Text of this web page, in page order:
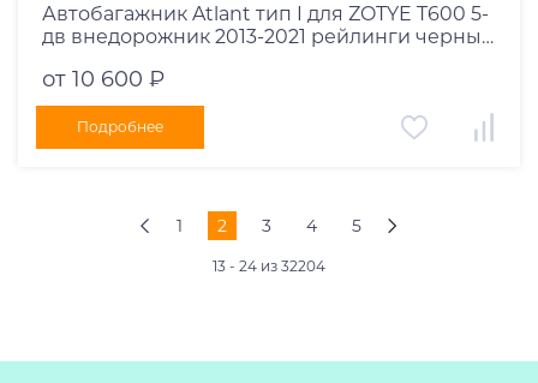
Автобагажник Atlant тип I для ZOTYE T600 5-
дв внедорожник 2013-2021 рейлинги черные
от 10 600 ₽
Подробнее
1 2 3 4 5
13 - 24 из 32204